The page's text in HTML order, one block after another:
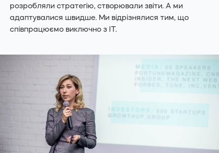
розробляли стратегію, створювали звіти. А ми
адаптувалися швидше. Ми відрізнялися тим, що
співпрацюємо виключно з IT.